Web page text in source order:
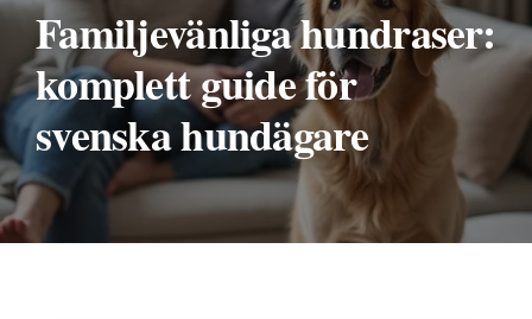
Familjevänliga hundraser:
komplett guide för
svenska hundägare